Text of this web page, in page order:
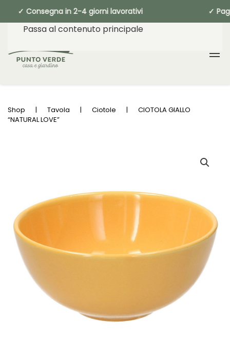
Consegna in 2-4 giorni lavorativi ✓
Passa al contenuto principale
Shop Tavola Ciotole
CIOTOLA GIALLO
“NATURAL LOVE”